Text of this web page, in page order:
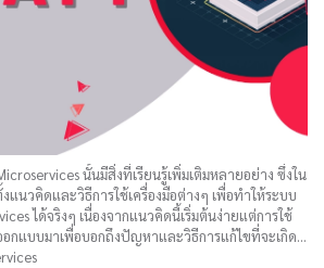
นั้นมีสิ่งที่เรียนรู้เพิ่มเติมหลายอย่าง ซึ่งใน
แนวคิดและวิธีการใช้เครื่องมือต่างๆ เพื่อทำให้ระบบ
ได้จริงๆ เนื่องจากแนวคิดนี้เริ่มต้นง่ายแต่การใช้
กแบบมาเพื่อบอกถึงปัญหาและวิธีการแก้ไขที่จะเกิด